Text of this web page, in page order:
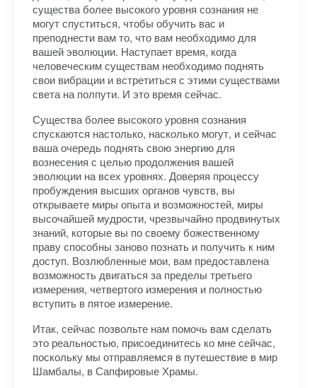
существа более высокого уровня сознания не
могут спуститься, чтобы обучить вас и
преподнести вам то, что вам необходимо для
вашей эволюции. Наступает время, когда
человеческим существам необходимо поднять
свои вибрации и встретиться с этими существами
света на полпути. И это время сейчас.
Существа более высокого уровня сознания
спускаются настолько, насколько могут, и сейчас
ваша очередь поднять свою энергию для
вознесения с целью продолжения вашей
эволюции на всех уровнях. Доверяя процессу
пробуждения высших органов чувств, вы
открываете миры опыта и возможностей, миры
высочайшей мудрости, чрезвычайно продвинутых
знаний, которые вы по своему божественному
праву способны заново познать и получить к ним
доступ. Возлюбленные мои, вам предоставлена
возможность двигаться за пределы третьего
измерения, четвертого измерения и полностью
вступить в пятое измерение.
Итак, сейчас позвольте нам помочь вам сделать
это реальностью, присоединитесь ко мне сейчас,
поскольку мы отправляемся в путешествие в мир
Шамбалы, в Сапфировые Храмы.